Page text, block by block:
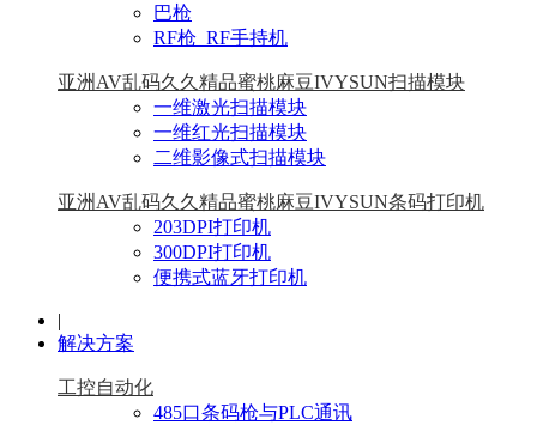
巴枪
RF枪_RF手持机
亚洲AV乱码久久精品蜜桃麻豆IVYSUN扫描模块
一维激光扫描模块
一维红光扫描模块
二维影像式扫描模块
亚洲AV乱码久久精品蜜桃麻豆IVYSUN条码打印机
203DPI打印机
300DPI打印机
便携式蓝牙打印机
|
解决方案
工控自动化
485口条码枪与PLC通讯